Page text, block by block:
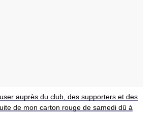
auprès du club, des supporters et des
de mon carton rouge de samedi dû à